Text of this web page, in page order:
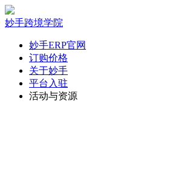
妙手跨境学院
妙手ERP官网
订购价格
关于妙手
平台入驻
活动与资源